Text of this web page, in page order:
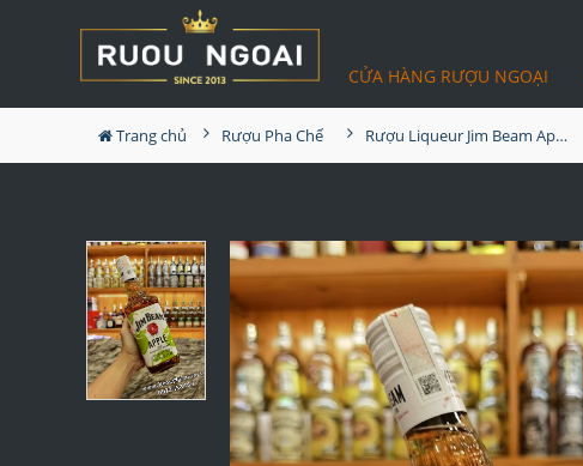
CỬA HÀNG RƯỢU NGOẠI
Trang chủ Rượu Pha Chế Rượu Liqueur Jim Beam Apple